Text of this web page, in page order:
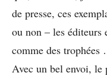
de presse, ces
ou non – les éditeurs
comme des trophées
Avec un bel envoi, le